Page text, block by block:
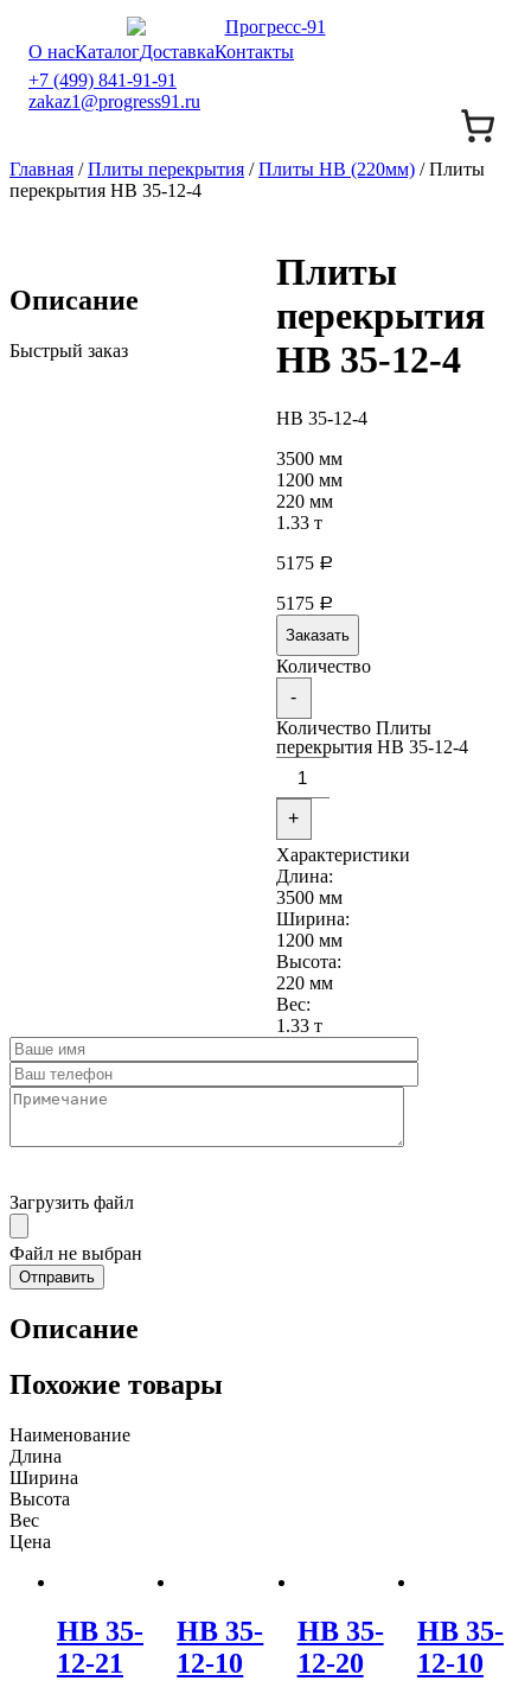
О насКаталогДоставкаКонтакты
+7 (499) 841-91-91
zakaz1@progress91.ru
Главная /Плиты перекрытия /Плиты НВ (220мм) / Плиты
перекрытия НВ 35-12-4
Плиты
перекрытия
НВ 35-12-4
НВ 35-12-4
3500 мм
1200 мм
220 мм
1.33 т
5175 Р
5175 Р
Заказать
Количество
-
Количество Плиты
перекрытия НВ 35-12-4
+
Характеристики
Длина:
3500 мм
Ширина:
1200 мм
Высота:
220 мм
Вес:
1.33 т
Описание
Быстрый заказ
Загрузить файл
Файл не выбран
Описание
Похожие товары
Наименование
Длина
Ширина
Высота
Вес
Цена
НВ 35-
12-21
НВ 35-
12-10
НВ 35-
12-20
НВ 35-
12-10